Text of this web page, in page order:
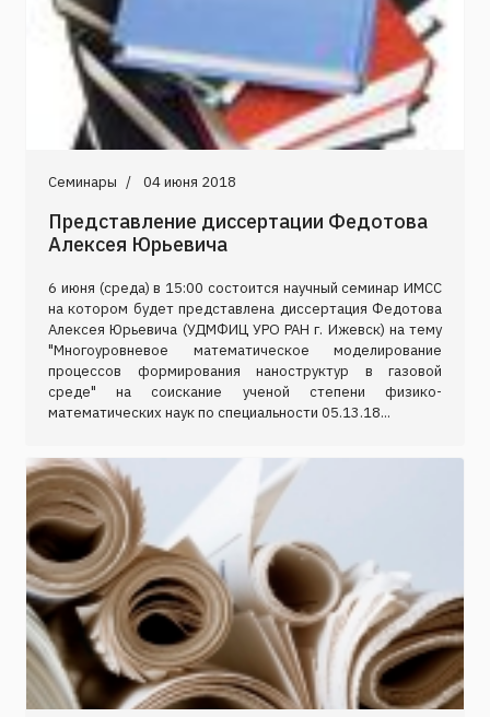
Семинары 04 июня 2018
Представление диссертации Федотова
Алексея Юрьевича
6 июня (среда) в 15:00 состоится научный семинар ИМСС
на котором будет представлена диссертация Федотова
Алексея Юрьевича (УДМФИЦ УРО РАН г. Ижевск) на тему
"Многоуровневое математическое моделирование
процессов формирования наноструктур в газовой
среде" на соискание ученой степени физико-
математических наук по специальности 05.13.18...